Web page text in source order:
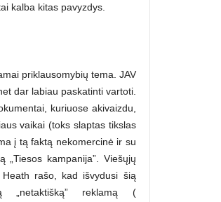
kalba kitas pavyzdys.
priklausomybių tema. JAV
dar labiau paskatinti vartoti.
kuriuose akivaizdu,
vaikai (toks slaptas tikslas
į tą faktą nekomercinė ir su
kampanija”. Viešųjų
rašo, kad išvydusi šią
„netaktišką” reklamą (